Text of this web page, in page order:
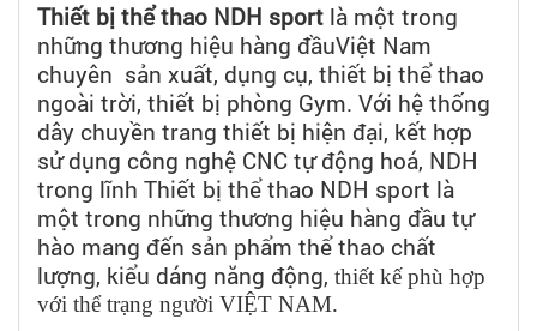
Thiết bị thể thao NDH sport là một trong
những thương hiệu hàng đầuViệt Nam
chuyên sản xuất, dụng cụ, thiết bị thể thao
ngoài trời, thiết bị phòng Gym. Với hệ thống
dây chuyền trang thiết bị hiện đại, kết hợp
sử dụng công nghệ CNC tự động hoá, NDH
trong lĩnh Thiết bị thể thao NDH sport là
một trong những thương hiệu hàng đầu tự
hào mang đến sản phẩm thể thao chất
lượng, kiểu dáng năng động, thiết kế phù hợp
với thể trạng người VIỆT NAM.